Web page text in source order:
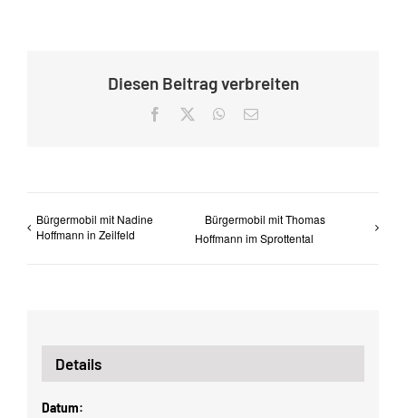
Diesen Beitrag verbreiten
Facebook WhatsApp
E-
Bürgermobil mit Nadine
Hoffmann in Zeilfeld
Bürgermobil mit Thomas
Hoffmann im Sprottental
Details
Datum: